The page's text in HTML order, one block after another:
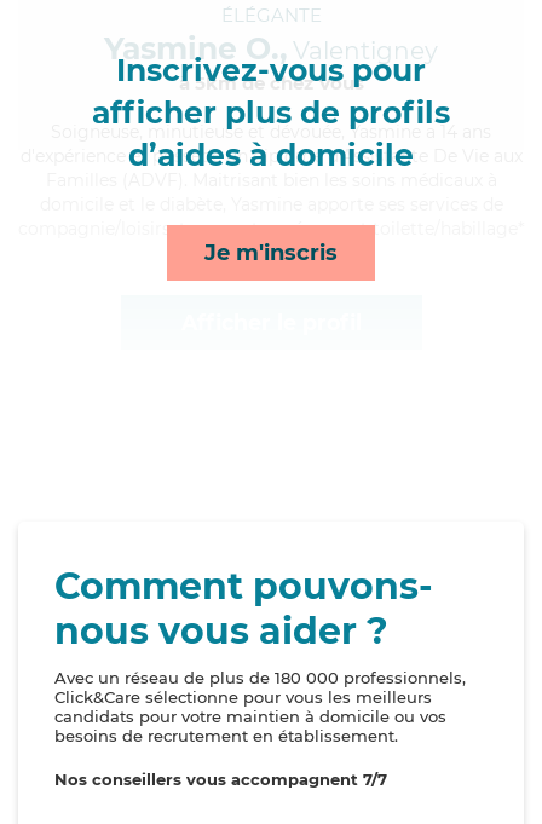
Inscrivez-vous pour
afficher plus de profils
d’aides à domicile
Je m'inscris
ÉLÉGANTE
Yasmine O., Valentigney
à 5km de chez Vous
, minutieuse et dévouée, Yasmine a 14 ans
d'expérience et possède un diplôme d'Assistante De Vie aux
compagnie/loisirs, transports, ménage et toilette/habillage*
Comment pouvons-
nous vous aider ?
Avec un réseau de plus de 180 000 professionnels,
Click&Care sélectionne pour vous les meilleurs
candidats pour votre maintien à domicile ou vos
besoins de recrutement en établissement.
Nos conseillers vous accompagnent 7/7